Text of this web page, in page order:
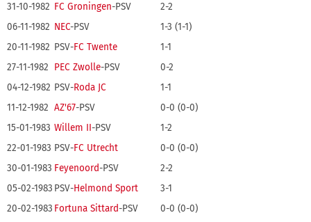
31-10-1982 FC Groningen-PSV
2-2
06-11-1982 NEC-PSV
1-3 (1-1)
20-11-1982 PSV-FC Twente
1-1
27-11-1982 PEC Zwolle-PSV
0-2
04-12-1982 PSV-Roda JC
1-1
11-12-1982 AZ'67-PSV
0-0 (0-0)
15-01-1983 Willem II-PSV
1-2
22-01-1983 PSV-FC Utrecht
0-0 (0-0)
30-01-1983 Feyenoord-PSV
2-2
05-02-1983 PSV-Helmond Sport
3-1
20-02-1983 Fortuna Sittard-PSV
0-0 (0-0)